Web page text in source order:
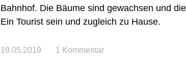
Bahnhof. Die Bäume sind gewachsen und
Ein Tourist sein und zugleich zu Hause.
19.05.2019 1 Kommentar